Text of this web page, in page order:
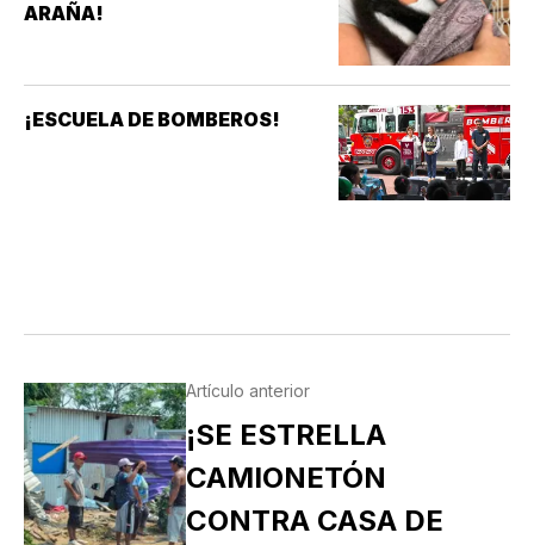
ARAÑA!
¡ESCUELA DE BOMBEROS!
Artículo anterior
¡SE ESTRELLA
CAMIONETÓN
CONTRA CASA DE